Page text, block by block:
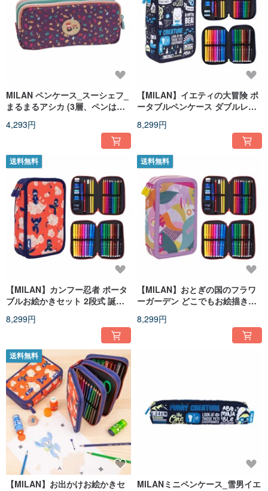
MILAN ペンケース_スーシェフ_
まるまるアシカ (3層、ペンは付
4,293円
【MILAN】イエティの大冒険 ポ
ータブルペンケース ダブルレイ
8,299円
送料無料
【MILAN】カンフー忍者 ポータ
ブルお絵かきセット 2段式 誕生
8,299円
送料無料
【MILAN】おとぎの国のフラワ
ーガーデン どこでもお絵描きダ
クリスマスギフト
8,299円
送料無料
【MILAN】お出かけお絵かきセ
MILANミニペンケース_雪男イエ